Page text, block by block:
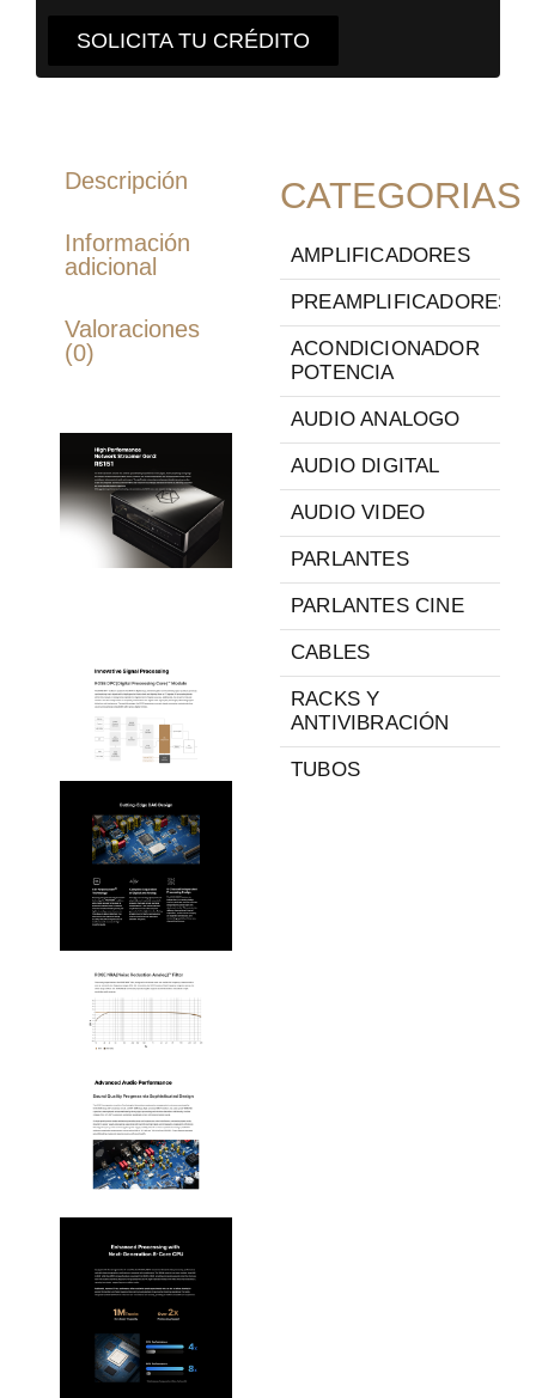
SOLICITA TU CRÉDITO
Descripción
Información
adicional
Valoraciones
(0)
CATEGORIAS
AMPLIFICADORES
PREAMPLIFICADORES
ACONDICIONADOR
POTENCIA
AUDIO ANALOGO
AUDIO DIGITAL
AUDIO VIDEO
PARLANTES
PARLANTES CINE
CABLES
RACKS Y
ANTIVIBRACIÓN
TUBOS